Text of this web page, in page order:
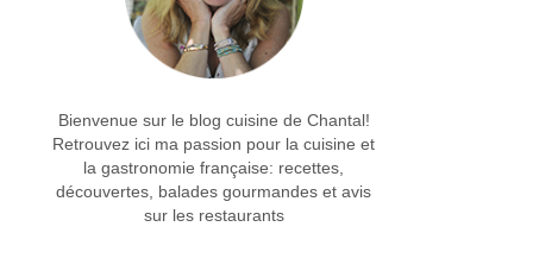
Bienvenue sur le blog cuisine de Chantal!
Retrouvez ici ma passion pour la cuisine et
la gastronomie française: recettes,
découvertes, balades gourmandes et avis
sur les restaurants